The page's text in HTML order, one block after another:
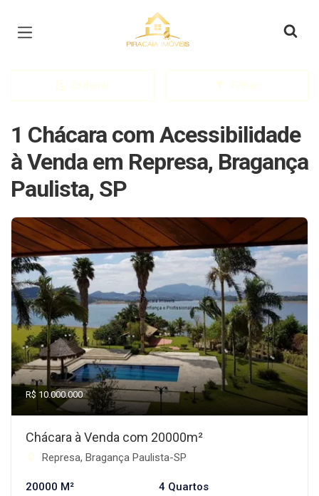
Página inicial
Ordenar Filtrar
1 Chácara com Acessibilidade
à Venda em Represa, Bragança
Paulista, SP
R$ 10.000.000
Chácara à Venda com 20000m²
Represa, Bragança Paulista-SP
20000 M² 4 Quartos